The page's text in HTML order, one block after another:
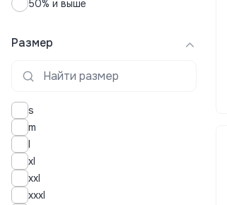
50% и выше
Размер
s
m
l
xl
xxl
xxxl